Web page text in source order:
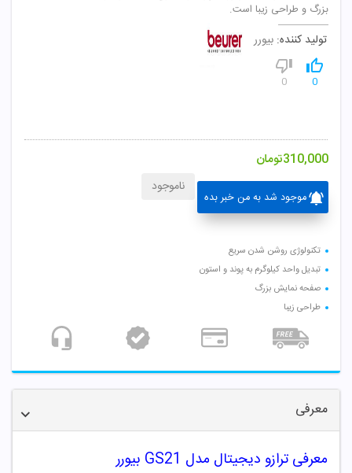
بزرگ و طراحی زيبا است.
تولید کننده: بیورر
0
0
310,000تومان
موجود شد به من خبر بده
ناموجود
تکنولوژی روشن شدن سریع
تبدیل واحد کیلوگرم به پوند و استون
صفحه نمایش بزرگ
طراحی زیبا
معرفی
معرفی ترازو دیجیتال مدل GS21 بیورر